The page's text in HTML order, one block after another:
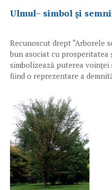
Ulmul– simbol şi
Recunoscut drept “Arborele
bun asociat cu
simbolizează puterea
fiind o reprezentare a